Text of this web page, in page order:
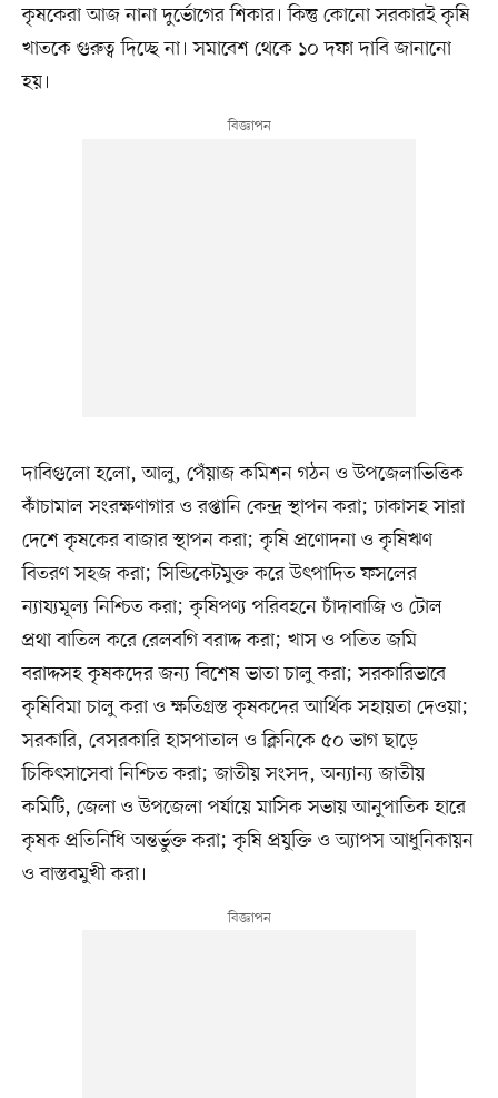
কৃষকেরা আজ নানা দুর্ভোগের শিকার। কিন্তু কোনো সরকারই কৃষি
খাতকে গুরুত্ব দিচ্ছে না। সমাবেশ থেকে ১০ দফা দাবি জানানো
হয়।
দাবিগুলো হলো, আলু, পেঁয়াজ কমিশন গঠন ও উপজেলাভিত্তিক
কাঁচামাল সংরক্ষণাগার ও রপ্তানি কেন্দ্র স্থাপন করা; ঢাকাসহ সারা
দেশে কৃষকের বাজার স্থাপন করা; কৃষি প্রণোদনা ও কৃষিঋণ
বিতরণ সহজ করা; সিন্ডিকেটমুক্ত করে উৎপাদিত ফসলের
ন্যায্যমূল্য নিশ্চিত করা; কৃষিপণ্য পরিবহনে চাঁদাবাজি ও টোল
প্রথা বাতিল করে রেলবগি বরাদ্দ করা; খাস ও পতিত জমি
বরাদ্দসহ কৃষকদের জন্য বিশেষ ভাতা চালু করা; সরকারিভাবে
কৃষিবিমা চালু করা ও ক্ষতিগ্রস্ত কৃষকদের আর্থিক সহায়তা দেওয়া;
সরকারি, বেসরকারি হাসপাতাল ও ক্লিনিকে ৫০ ভাগ ছাড়ে
চিকিৎসাসেবা নিশ্চিত করা; জাতীয় সংসদ, অন্যান্য জাতীয়
কমিটি, জেলা ও উপজেলা পর্যায়ে মাসিক সভায় আনুপাতিক হারে
কৃষক প্রতিনিধি অন্তর্ভুক্ত করা; কৃষি প্রযুক্তি ও অ্যাপস আধুনিকায়ন
ও বাস্তবমুখী করা।